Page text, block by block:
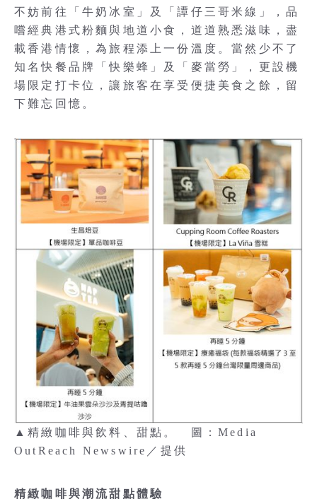
不妨前往「牛奶冰室」及「譚仔三哥米線」，品
嚐經典港式粉麵與地道小食，道道熟悉滋味，盡
載香港情懷，為旅程添上一份溫度。當然少不了
知名快餐品牌「快樂蜂」及「麥當勞」，更設機
場限定打卡位，讓旅客在享受便捷美食之餘，留
下難忘回憶。
▲精緻咖啡與飲料、甜點。 圖：Media
OutReach Newswire／提供
精緻咖啡與潮流甜點體驗